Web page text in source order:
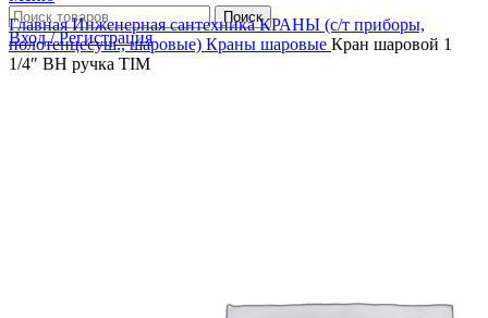
Поиск
Вход / Регистрация
ГлавнаяИнженерная сантехникаКРАНЫ (с/т приборы,
полотенцесуш., шаровые) Краны шаровые Кран шаровой 1
1/4″ ВН ручка TIM